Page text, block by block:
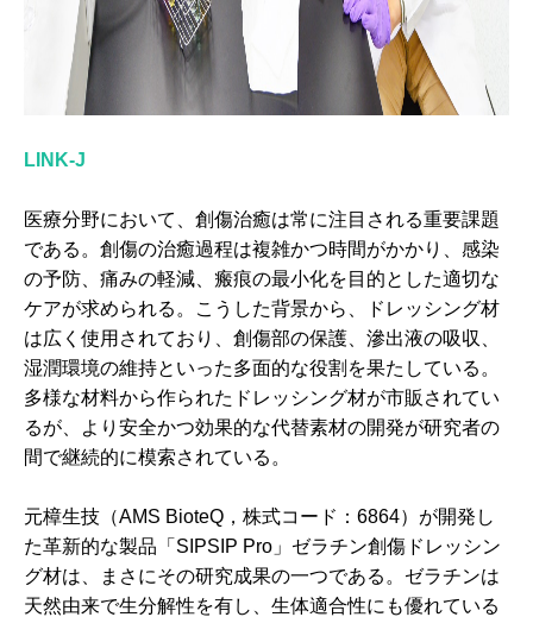
LINK-J
医療分野において、創傷治癒は常に注目される重要課題
である。創傷の治癒過程は複雑かつ時間がかかり、感染
の予防、痛みの軽減、瘢痕の最小化を目的とした適切な
ケアが求められる。こうした背景から、ドレッシング材
は広く使用されており、創傷部の保護、滲出液の吸収、
湿潤環境の維持といった多面的な役割を果たしている。
多様な材料から作られたドレッシング材が市販されてい
るが、より安全かつ効果的な代替素材の開発が研究者の
間で継続的に模索されている。
元樟生技（AMS BioteQ，株式コード：6864）が開発し
た革新的な製品「SIPSIP Pro」ゼラチン創傷ドレッシン
グ材は、まさにその研究成果の一つである。ゼラチンは
天然由来で生分解性を有し、生体適合性にも優れている